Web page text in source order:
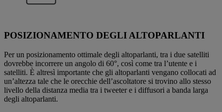
POSIZIONAMENTO DEGLI ALTOPARLANTI
Per un posizionamento ottimale degli altoparlanti, tra i due satelliti
dovrebbe incorrere un angolo di 60°, così come tra l’utente e i
satelliti. È altresì importante che gli altoparlanti vengano collocati ad
un’altezza tale che le orecchie dell’ascoltatore si trovino allo stesso
livello della distanza media tra i tweeter e i diffusori a banda larga
degli altoparlanti.